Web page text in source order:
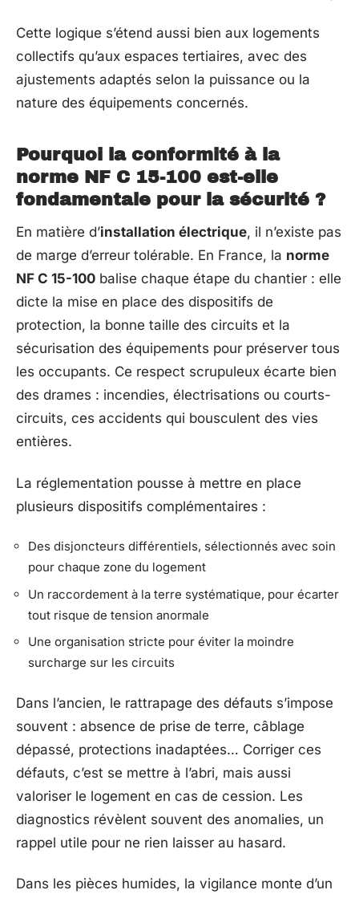
Cette logique s’étend aussi bien aux logements
collectifs qu’aux espaces tertiaires, avec des
ajustements adaptés selon la puissance ou la
nature des équipements concernés.
Pourquoi la conformité à la
norme NF C 15-100 est-elle
fondamentale pour la sécurité ?
En matière d’installation électrique, il n’existe pas
de marge d’erreur tolérable. En France, la norme
NF C 15-100 balise chaque étape du chantier : elle
dicte la mise en place des dispositifs de
protection, la bonne taille des circuits et la
sécurisation des équipements pour préserver tous
les occupants. Ce respect scrupuleux écarte bien
des drames : incendies, électrisations ou courts-
circuits, ces accidents qui bousculent des vies
entières.
La réglementation pousse à mettre en place
plusieurs dispositifs complémentaires :
Des disjoncteurs différentiels, sélectionnés avec soin
pour chaque zone du logement
Un raccordement à la terre systématique, pour écarter
tout risque de tension anormale
Une organisation stricte pour éviter la moindre
surcharge sur les circuits
Dans l’ancien, le rattrapage des défauts s’impose
souvent : absence de prise de terre, câblage
dépassé, protections inadaptées… Corriger ces
défauts, c’est se mettre à l’abri, mais aussi
valoriser le logement en cas de cession. Les
diagnostics révèlent souvent des anomalies, un
rappel utile pour ne rien laisser au hasard.
Dans les pièces humides, la vigilance monte d’un